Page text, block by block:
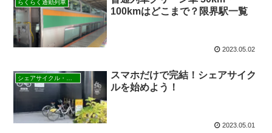
らくらく通勤列車
100kmはどこまで？限界駅一覧
2023.05.02
スマホだけで完結！シェアサイク
ルを始めよう！
2023.05.01